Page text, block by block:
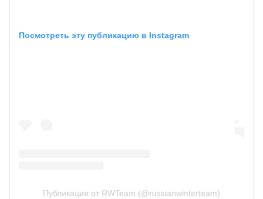
Посмотреть эту публикацию в Instagram
Публикация от RWTeam (@russianwinterteam)